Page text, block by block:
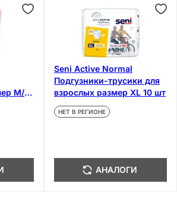
M/L
Seni Active Normal
Подгузники-трусики для
взрослых размер XL 10 шт
НЕТ В РЕГИОНЕ
АНАЛОГИ